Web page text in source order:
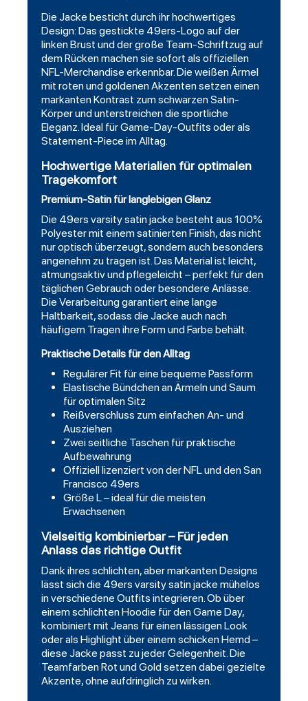
Die Jacke besticht durch ihr hochwertiges
Design: Das gestickte 49ers-Logo auf der
linken Brust und der große Team-Schriftzug auf
dem Rücken machen sie sofort als offiziellen
NFL-Merchandise erkennbar. Die weißen Ärmel
mit roten und goldenen Akzenten setzen einen
markanten Kontrast zum schwarzen Satin-
Körper und unterstreichen die sportliche
Eleganz. Ideal für Game-Day-Outfits oder als
Statement-Piece im Alltag.
Hochwertige Materialien für optimalen
Tragekomfort
Premium-Satin für langlebigen Glanz
Die 49ers varsity satin jacke besteht aus 100%
Polyester mit einem satinierten Finish, das nicht
nur optisch überzeugt, sondern auch besonders
angenehm zu tragen ist. Das Material ist leicht,
atmungsaktiv und pflegeleicht – perfekt für den
täglichen Gebrauch oder besondere Anlässe.
Die Verarbeitung garantiert eine lange
Haltbarkeit, sodass die Jacke auch nach
häufigem Tragen ihre Form und Farbe behält.
Praktische Details für den Alltag
Regulärer Fit für eine bequeme Passform
Elastische Bündchen an Ärmeln und Saum
für optimalen Sitz
Reißverschluss zum einfachen An- und
Ausziehen
Zwei seitliche Taschen für praktische
Aufbewahrung
Offiziell lizenziert von der NFL und den San
Francisco 49ers
Größe L – ideal für die meisten
Erwachsenen
Vielseitig kombinierbar – Für jeden
Anlass das richtige Outfit
Dank ihres schlichten, aber markanten Designs
lässt sich die 49ers varsity satin jacke mühelos
in verschiedene Outfits integrieren. Ob über
einem schlichten Hoodie für den Game Day,
kombiniert mit Jeans für einen lässigen Look
oder als Highlight über einem schicken Hemd –
diese Jacke passt zu jeder Gelegenheit. Die
Teamfarben Rot und Gold setzen dabei gezielte
Akzente, ohne aufdringlich zu wirken.